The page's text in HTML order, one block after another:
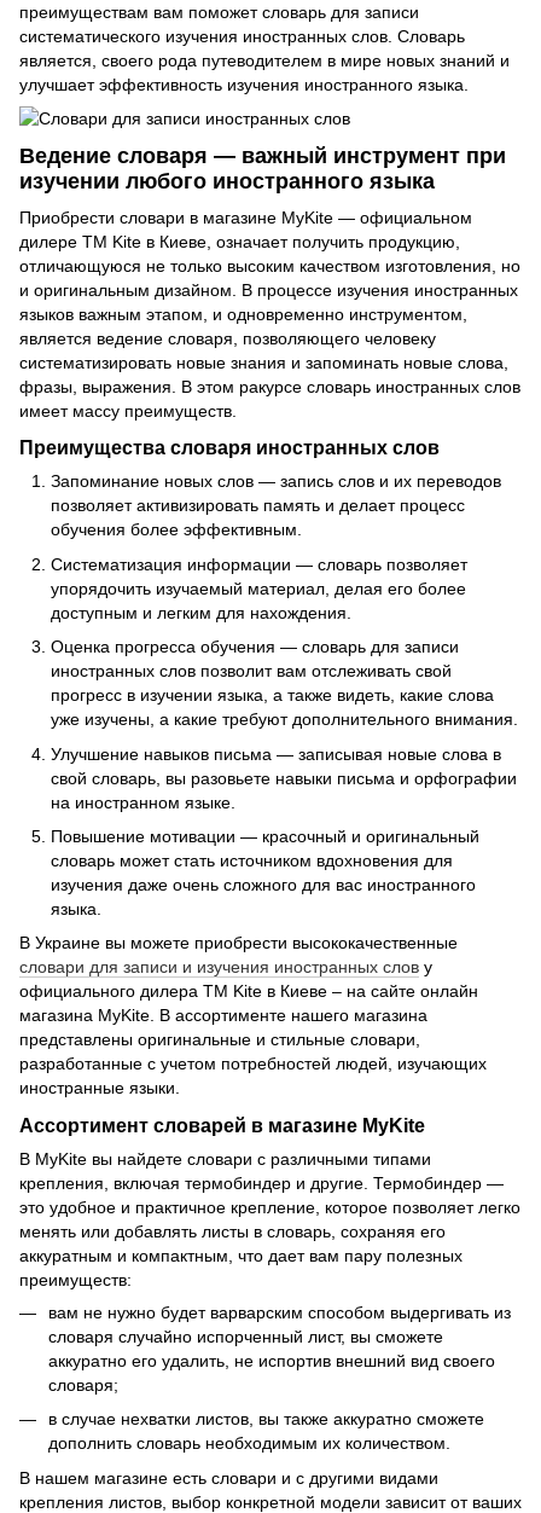
преимуществам вам поможет словарь для записи
систематического изучения иностранных слов. Словарь
является, своего рода путеводителем в мире новых знаний и
улучшает эффективность изучения иностранного языка.
Ведение словаря — важный инструмент при
изучении любого иностранного языка
Приобрести словари в магазине MyKite — официальном
дилере ТМ Kite в Киеве, означает получить продукцию,
отличающуюся не только высоким качеством изготовления, но
и оригинальным дизайном. В процессе изучения иностранных
языков важным этапом, и одновременно инструментом,
является ведение словаря, позволяющего человеку
систематизировать новые знания и запоминать новые слова,
фразы, выражения. В этом ракурсе словарь иностранных слов
имеет массу преимуществ.
Преимущества словаря иностранных слов
Запоминание новых слов — запись слов и их переводов
позволяет активизировать память и делает процесс
обучения более эффективным.
Систематизация информации — словарь позволяет
упорядочить изучаемый материал, делая его более
доступным и легким для нахождения.
Оценка прогресса обучения — словарь для записи
иностранных слов позволит вам отслеживать свой
прогресс в изучении языка, а также видеть, какие слова
уже изучены, а какие требуют дополнительного внимания.
Улучшение навыков письма — записывая новые слова в
свой словарь, вы разовьете навыки письма и орфографии
на иностранном языке.
Повышение мотивации — красочный и оригинальный
словарь может стать источником вдохновения для
изучения даже очень сложного для вас иностранного
языка.
В Украине вы можете приобрести высококачественные
словари для записи и изучения иностранных слов у
официального дилера ТМ Kite в Киеве – на сайте онлайн
магазина MyKite. В ассортименте нашего магазина
представлены оригинальные и стильные словари,
разработанные с учетом потребностей людей, изучающих
иностранные языки.
Ассортимент словарей в магазине MyKite
В MyKite вы найдете словари с различными типами
крепления, включая термобиндер и другие. Термобиндер —
это удобное и практичное крепление, которое позволяет легко
менять или добавлять листы в словарь, сохраняя его
аккуратным и компактным, что дает вам пару полезных
преимуществ:
вам не нужно будет варварским способом выдергивать из
словаря случайно испорченный лист, вы сможете
аккуратно его удалить, не испортив внешний вид своего
словаря;
в случае нехватки листов, вы также аккуратно сможете
дополнить словарь необходимым их количеством.
В нашем магазине есть словари и с другими видами
крепления листов, выбор конкретной модели зависит от ваших